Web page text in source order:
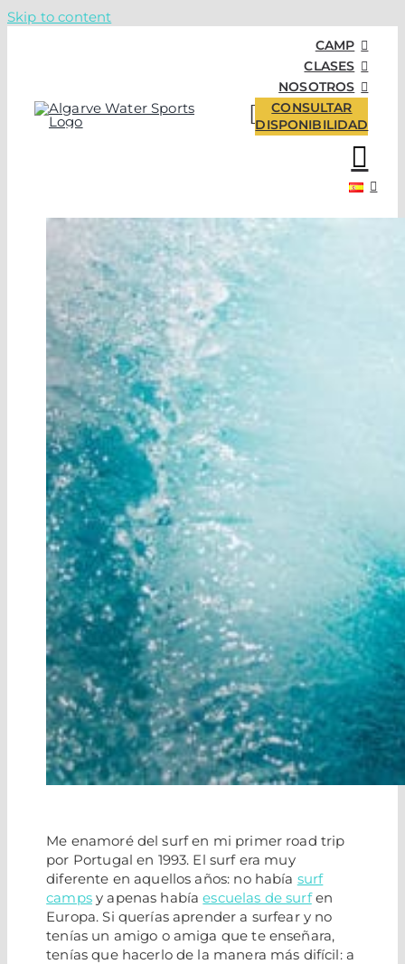
Skip to content
CAMP
CLASES
NOSOTROS
CONSULTAR
DISPONIBILIDAD
Me enamoré del surf en mi primer road trip
por Portugal en 1993. El surf era muy
diferente en aquellos años: no había surf
campsy apenas habíaescuelas de surfen
Europa. Si querías aprender a surfear y no
tenías un amigo o amiga que te enseñara,
tenías que hacerlo de la manera más difícil: a